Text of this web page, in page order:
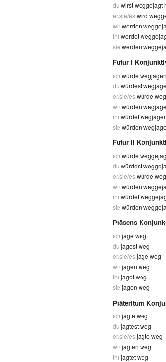
du wirst weggejagt
er/sie/eswird
wirwerden
ihrwerdet
sie werden
Futur I
ich würde wegjagen
du würdest
er/sie/eswürde
wirwürden
ihrwürdet wegjagen
sie würden
Futur II
ich würde
du würdest
er/sie/eswürde
wirwürden
ihrwürdet
sie würden
Präsens
ich jage weg
du jagest weg
er/sie/esjage weg
wirjagen weg
ihrjaget weg
sie jagen weg
Präteritum
ich jagte weg
du jagtest weg
er/sie/esjagte weg
wirjagten weg
ihrjagtet weg